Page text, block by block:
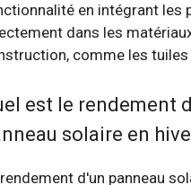
en intégrant les
dans les
comme les
est le rendement
solaire en
d'un panneau